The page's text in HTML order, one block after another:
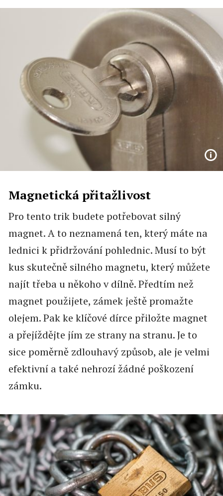
Magnetická přitažlivost
Pro tento trik budete potřebovat silný
magnet. A to neznamená ten, který máte na
lednici k přidržování pohlednic. Musí to být
kus skutečně silného magnetu, který můžete
najít třeba u někoho v dílně. Předtím než
magnet použijete, zámek ještě promažte
olejem. Pak ke klíčové dírce přiložte magnet
a přejíždějte jím ze strany na stranu. Je to
sice poměrně zdlouhavý způsob, ale je velmi
efektivní a také nehrozí žádné poškození
zámku.